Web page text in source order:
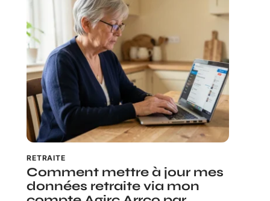
RETRAITE
Comment mettre à jour mes
données retraite via mon